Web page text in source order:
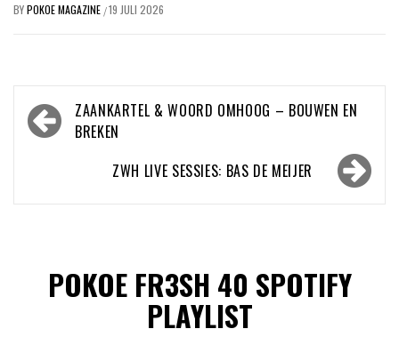
BYPOKOE MAGAZINE /19 JULI 2026
Bericht
navigatie
ZAANKARTEL & WOORD OMHOOG – BOUWEN EN
BREKEN
ZWH LIVE SESSIES: BAS DE MEIJER
POKOE FR3SH 40 SPOTIFY
PLAYLIST